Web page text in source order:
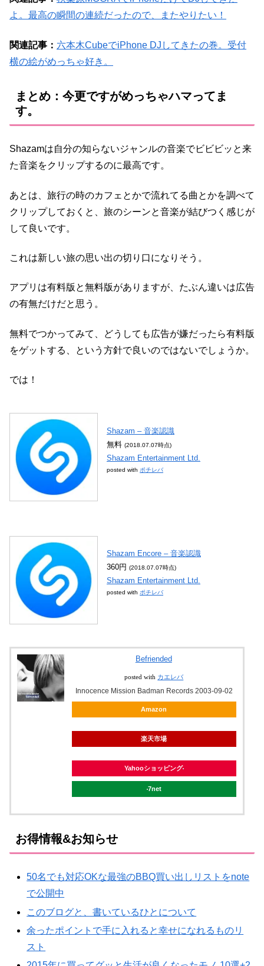
よ。最高の瞬間の連続だったので、またやりたい！
関連記事： 六本木CubeでiPhone DJしてきたの巻。受付
横の絵がめっちゃ好き。
まとめ：今更ですがめっちゃハマってま
す。
Shazamは自分の知らないジャンルの音楽でビビビッと来
た音楽をクリップするのに最高です。
あとは、旅行の時のカフェとかで流れてる曲とかを調べて
クリップしておくと、旅のシーンと音楽が結びつく感じが
して良いです。
これは新しい旅の思い出の切り口になりそう。
アプリは有料版と無料版がありますが、たぶん違いは広告
の有無だけだと思う。
無料でつかってみて、どうしても広告が嫌だったら有料版
をゲットする、という方針で良いのではないでしょうか。
では！
Shazam – 音楽認識
無料 (2018.07.07時点)
Shazam Entertainment Ltd.
posted with ポチレバ
Shazam Encore – 音楽認識
360円 (2018.07.07時点)
Shazam Entertainment Ltd.
posted with ポチレバ
Befriended
posted with カエレバ
Innocence Mission Badman Records 2003-09-02
Amazon
楽天市場
Yahooショッピング
7net
お得情報&お知らせ
50名でも対応OKな最強のBBQ買い出しリストをnote
で公開中
このブログと、書いているひとについて
余ったポイントで手に入れると幸せになれるものリ
スト